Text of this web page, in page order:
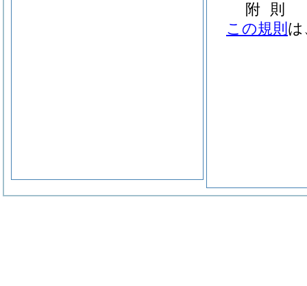
附 則
この規則 は